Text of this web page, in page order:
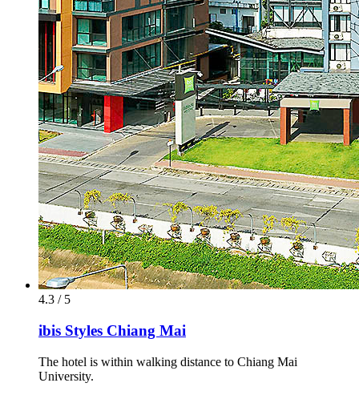
4.3 / 5
ibis Styles Chiang Mai
The hotel is within walking distance to Chiang Mai
University.